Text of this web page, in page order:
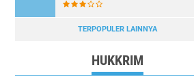
TERPOPULER LAINNYA
HUKKRIM